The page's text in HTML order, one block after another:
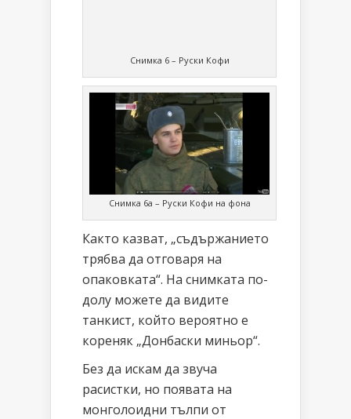
Снимка 6 – Руски Кофи
Снимка 6а – Руски Кофи на фона
Както казват, „съдържанието
трябва да отговаря на
опаковката“. На снимката по-
долу можете да видите
танкист, който вероятно е
кореняк „Донбаски миньор“.
Без да искам да звуча
расистки, но появата на
монголоидни тълпи от